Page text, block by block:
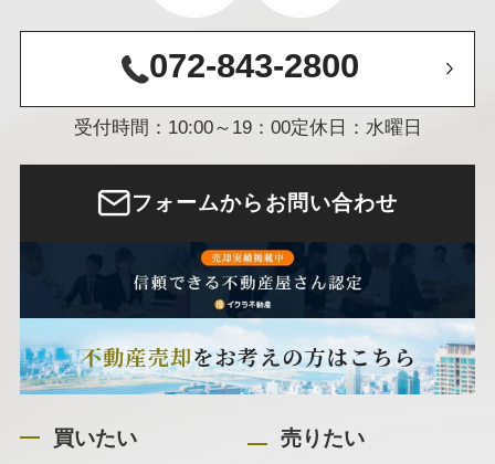
072-843-2800
受付時間：10:00～19：00定休日：水曜日
フォームからお問い合わせ
買いたい
売りたい